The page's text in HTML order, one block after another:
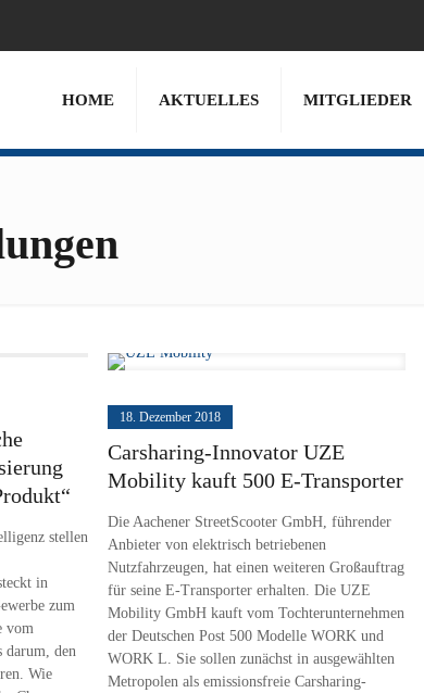
HOME AKTUELLES MITGLIEDER
stellen
in
zum
vom
darum, den
Wie
18. Dezember 2018
Carsharing-Innovator UZE
Mobility kauft 500 E-Transporter
Die Aachener StreetScooter GmbH, führender
Anbieter von elektrisch betriebenen
Nutzfahrzeugen, hat einen weiteren Großauftrag
für seine E-Transporter erhalten. Die UZE
Mobility GmbH kauft vom Tochterunternehmen
der Deutschen Post 500 Modelle WORK und
WORK L. Sie sollen zunächst in ausgewählten
Metropolen als emissionsfreie Carsharing-